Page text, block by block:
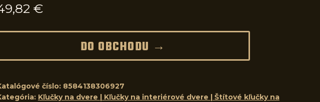
€
DO OBCHODU →
číslo: 8584138306927
Kľučky na dvere | Kľučky na interiérové dvere | Štítové kľučky na